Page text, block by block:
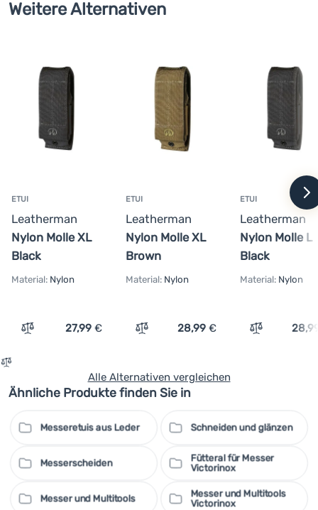
Weitere Alternativen
ETUI
Leatherman
Nylon Molle XL
Black
Material: Nylon
Vergleichen
27,99 €
ETUI
Leatherman
Nylon Molle XL
Brown
Material: Nylon
Vergleichen
28,99 €
ETUI
Leatherman
Nylon Molle L
Black
Material: Nylon
Vergleichen
Alle Alternativen vergleichen
Ähnliche Produkte finden Sie in
Messeretuis aus Leder Schneiden und glänzen
Messerscheiden
Fütteral für Messer
Victorinox
Messer und Multitools
Messer und Multitools
Victorinox